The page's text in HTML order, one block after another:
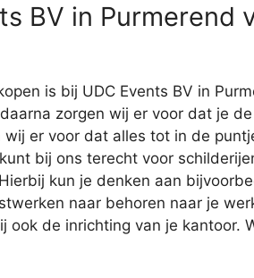
BV in Purmerend
is bij UDC Events BV in
zorgen wij er voor dat je
er voor dat alles tot in de
bij ons terecht voor
kun je denken aan
naar behoren naar je
ook de inrichting van je kantoor.